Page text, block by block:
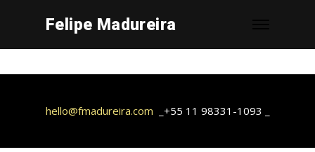
Felipe Madureira
hello@fmadureira.com _+55 11 98331-1093 _